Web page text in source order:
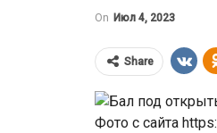
On Июл 4, 2023
Share
Фото с сайта